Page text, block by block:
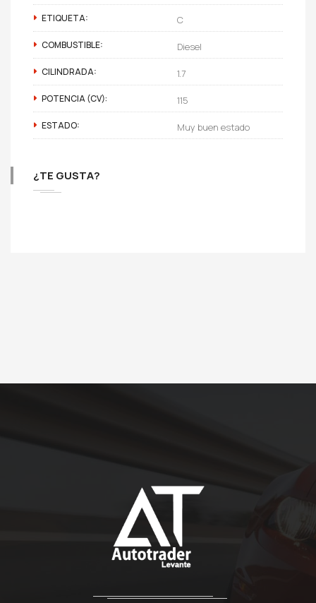
ETIQUETA: C
COMBUSTIBLE: Diesel
CILINDRADA: 1.7
POTENCIA (CV): 115
ESTADO: Muy buen estado
¿TE GUSTA?